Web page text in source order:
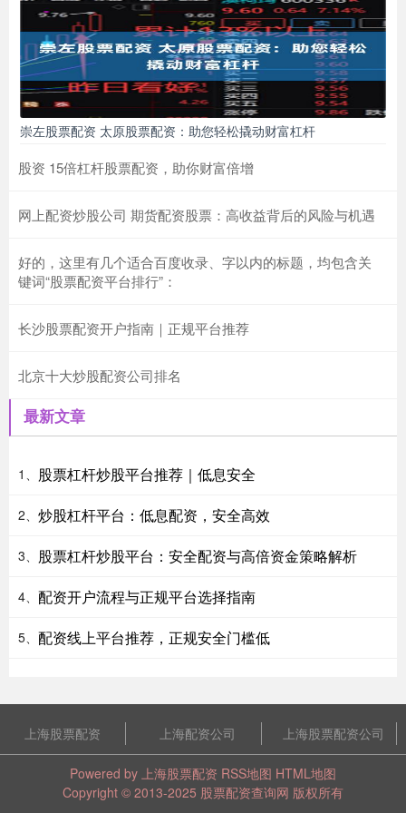
崇左股票配资 太原股票配资：助您轻松撬动财富杠杆
股资 15倍杠杆股票配资，助你财富倍增
网上配资炒股公司 期货配资股票：高收益背后的风险与机遇
好的，这里有几个适合百度收录、字以内的标题，均包含关
键词“股票配资平台排行”：
长沙股票配资开户指南｜正规平台推荐
北京十大炒股配资公司排名
最新文章
1、 股票杠杆炒股平台推荐｜低息安全
2、 炒股杠杆平台：低息配资，安全高效
3、 股票杠杆炒股平台：安全配资与高倍资金策略解析
4、 配资开户流程与正规平台选择指南
5、 配资线上平台推荐，正规安全门槛低
上海股票配资 上海配资公司 上海股票配资公司
Powered by 上海股票配资 RSS地图 HTML地图
Copyright © 2013-2025 股票配资查询网 版权所有